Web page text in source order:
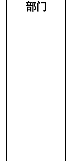
部门